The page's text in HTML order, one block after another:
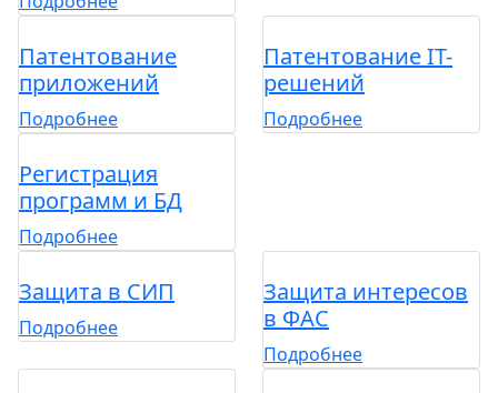
Патентование
приложений
Подробнее
Патентование IT-
решений
Подробнее
Регистрация
программ и БД
Подробнее
Защита в СИП
Подробнее
Защита интересов
в ФАС
Подробнее